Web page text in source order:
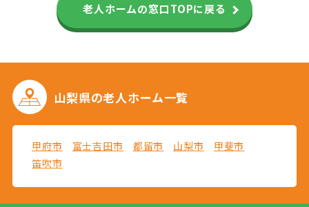
老人ホームの窓口TOPに戻る
山梨県の老人ホーム一覧
甲府市 富士吉田市 都留市 山梨市
甲斐市
笛吹市